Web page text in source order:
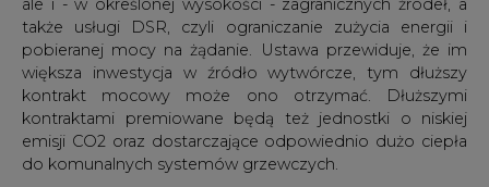
szacunków Ministerstwa Energii przeciętne
gospodarstwo domowe zapłaci poniżej 10 zł miesięcznie
w zamian za gwarancję nieprzerwanych dostaw energii.
#Energetyka #kraj
Artykuł powstał bez wsparcia narzędzi sztucznej inteligencji.